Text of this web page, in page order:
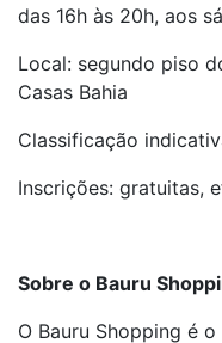
das 16h às 20h, aos
Local: segundo piso
Casas Bahia
Classificação
Inscrições: gratuitas,
Sobre o Bauru
O Bauru Shopping é